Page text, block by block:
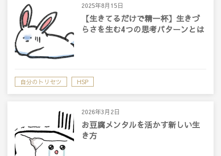
2025年8月15日
【生きてるだけで精一杯】生きづ
らさを生む4つの思考パターンとは
自分のトリセツ HSP
2026年3月2日
お豆腐メンタルを活かす新しい生
き方